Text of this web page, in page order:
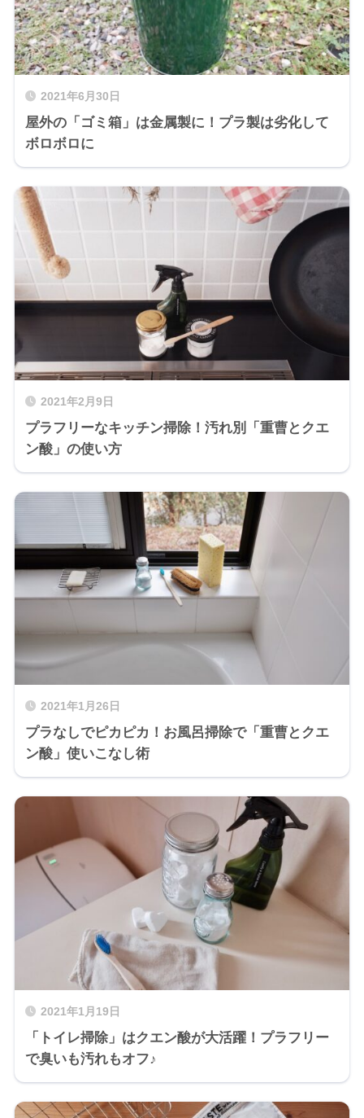
2021年6月30日
屋外の「ゴミ箱」は金属製に！プラ製は劣化して
ボロボロに
2021年2月9日
プラフリーなキッチン掃除！汚れ別「重曹とクエ
ン酸」の使い方
2021年1月26日
プラなしでピカピカ！お風呂掃除で「重曹とクエ
ン酸」使いこなし術
2021年1月19日
「トイレ掃除」はクエン酸が大活躍！プラフリー
で臭いも汚れもオフ♪